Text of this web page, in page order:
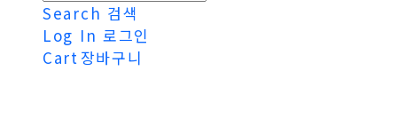
Search 검색
Log In 로그인
Cart 장바구니